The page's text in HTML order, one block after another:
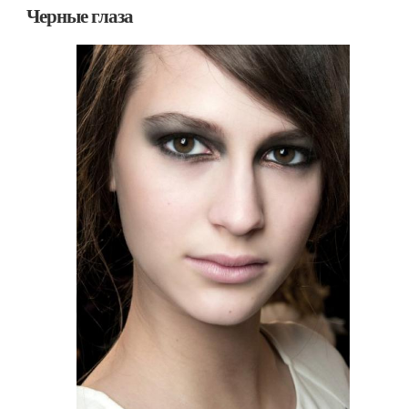
Черные глаза